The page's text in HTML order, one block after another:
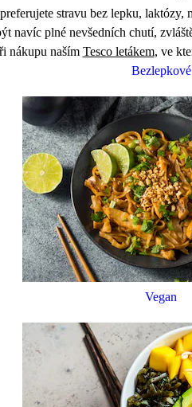
stravu bez lepku,
navíc plné nevšedních chutí,
nákupu naším Tesco letákem, ve
Bezlepkové
Vegan